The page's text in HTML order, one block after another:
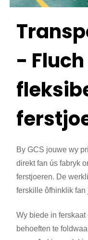
- Fluch
By GCS jouwe wy
direkt fan ús fabryk
ferstjoeren. De
ferskille ôfhinklik fan
Wy biede in
behoeften te